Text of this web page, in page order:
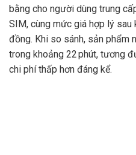
bằng cho người dùng trung
SIM, cùng mức giá hợp lý
đồng. Khi so sánh, sản phẩm
trong khoảng 22 phút, tương
chi phí thấp hơn đáng kể.